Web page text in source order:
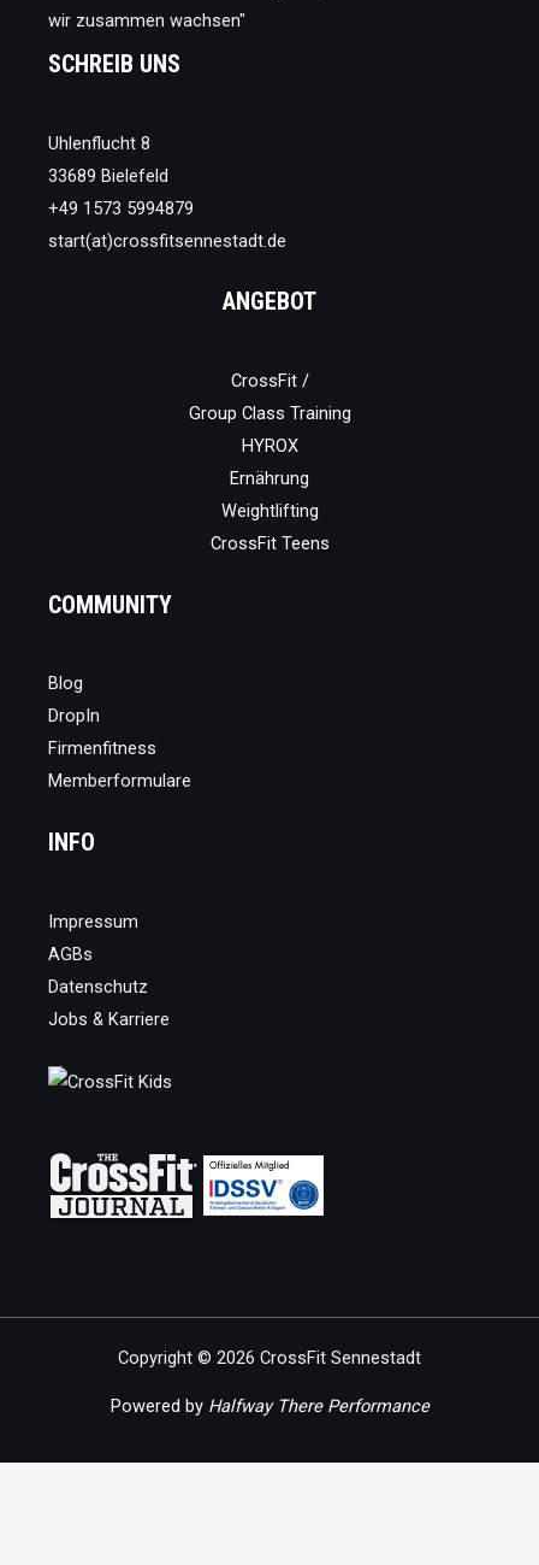
wir zusammen wachsen"
SCHREIB UNS
Uhlenflucht 8
33689 Bielefeld
+49 1573 5994879
start(at)crossfitsennestadt.de
ANGEBOT
CrossFit /
Group Class Training
HYROX
Ernährung
Weightlifting
CrossFit Teens
COMMUNITY
Blog
DropIn
Firmenfitness
Memberformulare
INFO
Impressum
AGBs
Datenschutz
Jobs & Karriere
Copyright © 2026 CrossFit Sennestadt
Powered by Halfway There Performance